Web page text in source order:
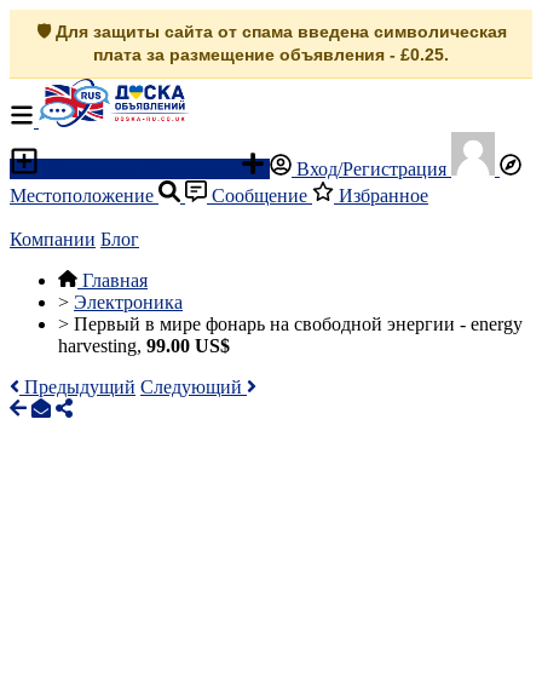
🛡️ Для защиты сайта от спама введена символическая
плата за размещение объявления - £0.25.
Вход/Регистрация
Местоположение
Сообщение Избранное
Компании Блог
Главная
> Электроника
> Первый в мире фонарь на свободной энергии - energy
harvesting, 99.00 US$
Предыдущий Следующий